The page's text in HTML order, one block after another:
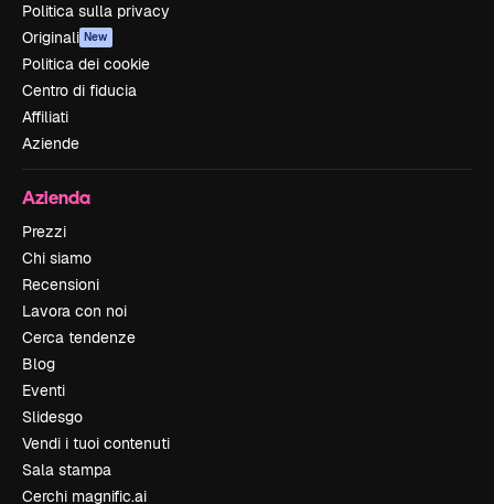
Politica sulla privacy
Originali New
Politica dei cookie
Centro di fiducia
Affiliati
Aziende
Azienda
Prezzi
Chi siamo
Recensioni
Lavora con noi
Cerca tendenze
Blog
Eventi
Slidesgo
Vendi i tuoi contenuti
Sala stampa
Cerchi magnific.ai